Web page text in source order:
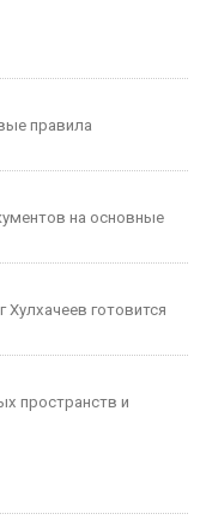
правила
на основные
Хулхачеев готовится
пространств и